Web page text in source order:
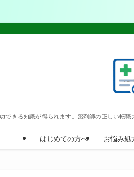
できる知識が得られます。薬剤師の正しい転
はじめての方へ お悩み処